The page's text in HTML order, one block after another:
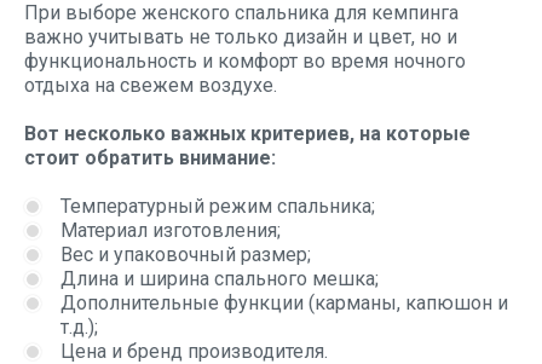
При выборе женского спальника для кемпинга
важно учитывать не только дизайн и цвет, но и
функциональность и комфорт во время ночного
отдыха на свежем воздухе.
Вот несколько важных критериев, на которые
стоит обратить внимание:
Температурный режим спальника;
Материал изготовления;
Вес и упаковочный размер;
Длина и ширина спального мешка;
Дополнительные функции (карманы, капюшон и
т.д.);
Цена и бренд производителя.